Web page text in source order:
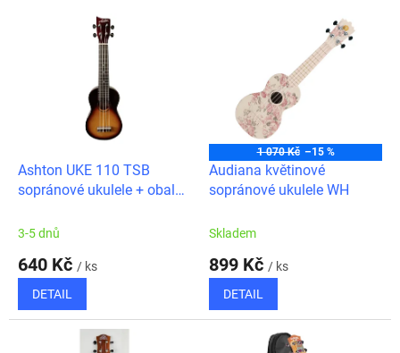
Ashton UKE 110 TSB
sopránové ukulele + obal
3-5 dnů
640 Kč / ks
DETAIL
1 070 Kč –15 %
Audiana květinové
sopránové ukulele WH
Skladem
899 Kč / ks
DETAIL